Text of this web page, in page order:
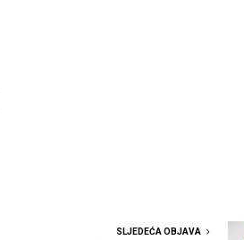
SLJEDEĆA OBJAVA